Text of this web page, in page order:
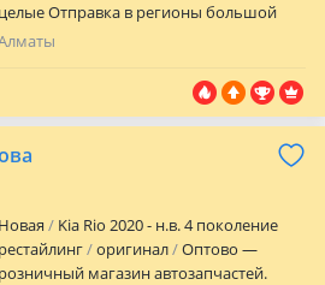
целые Отправка в регионы большой
выбор кузовных элементов gs is
Новая
Kia Rio 2020 - н.в. 4 поколение
рестайлинг
оригинал
Оптово —
розничный магазин автозапчастей.